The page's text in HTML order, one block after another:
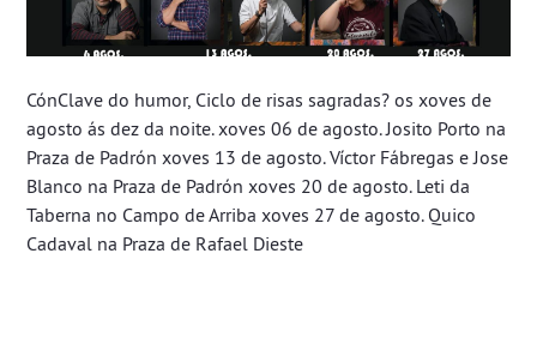
CónClave do humor, Ciclo de risas sagradas? os xoves de
agosto ás dez da noite. xoves 06 de agosto. Josito Porto na
Praza de Padrón xoves 13 de agosto. Víctor Fábregas e Jose
Blanco na Praza de Padrón xoves 20 de agosto. Leti da
Taberna no Campo de Arriba xoves 27 de agosto. Quico
Cadaval na Praza de Rafael Dieste